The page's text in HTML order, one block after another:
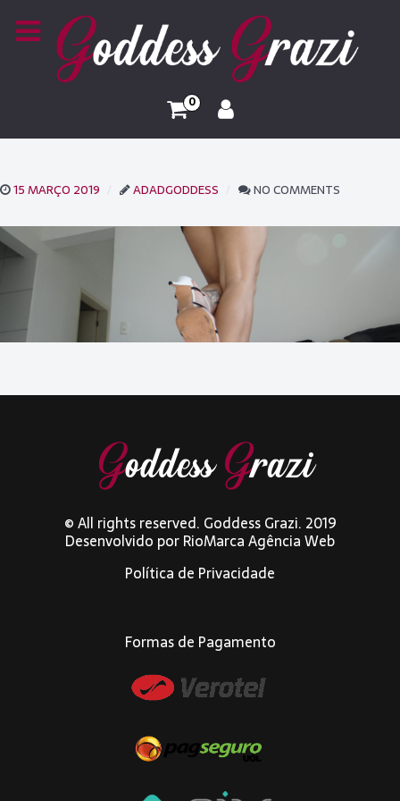
0
15 MARÇO 2019 ADADGODDESS NO COMMENTS
© All rights reserved. Goddess Grazi. 2019
Desenvolvido porRioMarca Agência Web
Política de Privacidade
Formas de Pagamento